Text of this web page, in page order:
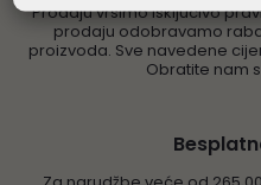
Prodaju vršimo isključivo
prodaju odobravamo
proizvoda. Sve navedene
Obratite nam